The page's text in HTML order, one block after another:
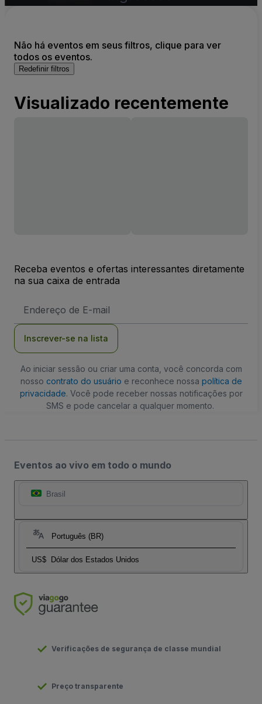
Não há eventos em seus filtros, clique para ver
todos os eventos.
Redefinir filtros
Visualizado recentemente
Receba eventos e ofertas interessantes diretamente
na sua caixa de entrada
de
Inscrever-se na lista
Ao iniciar sessão ou criar uma conta, você concorda com
nosso contrato do usuário e reconhece nossa política de
privacidade. Você pode receber nossas notificações por
SMS e pode cancelar a qualquer momento.
Eventos ao vivo em todo o mundo
Brasil
Português (BR)
US$ Dólar dos Estados Unidos
Verificações de segurança de classe mundial
Preço transparente